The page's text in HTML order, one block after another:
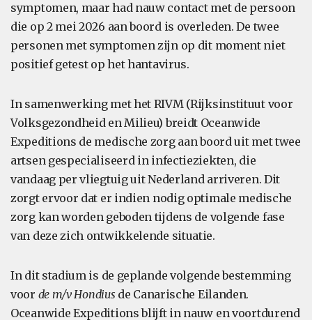
symptomen, maar had nauw contact met de persoon
die op 2 mei 2026 aan boord is overleden. De twee
personen met symptomen zijn op dit moment niet
positief getest op het hantavirus.
In samenwerking met het RIVM (Rijksinstituut voor
Volksgezondheid en Milieu) breidt Oceanwide
Expeditions de medische zorg aan boord uit met twee
artsen gespecialiseerd in infectieziekten, die
vandaag per vliegtuig uit Nederland arriveren. Dit
zorgt ervoor dat er indien nodig optimale medische
zorg kan worden geboden tijdens de volgende fase
van deze zich ontwikkelende situatie.
In dit stadium is de geplande volgende bestemming
voor de m/v Hondius de Canarische Eilanden.
Oceanwide Expeditions blijft in nauw en voortdurend